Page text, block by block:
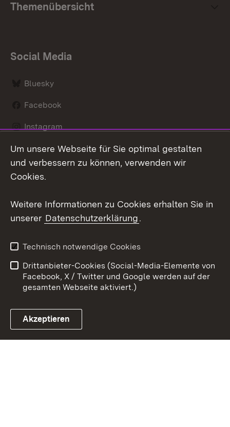
Themenübersicht
Social Media
Bluesky
Facebook
Instagram
LinkedIn
Link zum Landesportal
Datenschutz
Barrierefreiheit
Impressum
Cookies
Um unsere Webseite für Sie optimal gestalten
und verbessern zu können, verwenden wir
Cookies.
Weitere Informationen zu Cookies erhalten Sie in
unserer Datenschutzerklärung.
Technisch notwendige Cookies
Drittanbieter-Cookies (Social-Media-Elemente von
Facebook, X / Twitter und Google werden auf der
gesamten Webseite aktiviert.)
Akzeptieren